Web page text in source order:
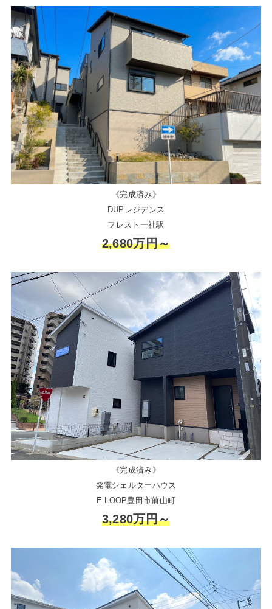
《完成済み》
DUPレジデンス
フレスト一社駅
2,680万円～
《完成済み》
発電シェルターハウス
E-LOOP豊田市前山町
3,280万円～